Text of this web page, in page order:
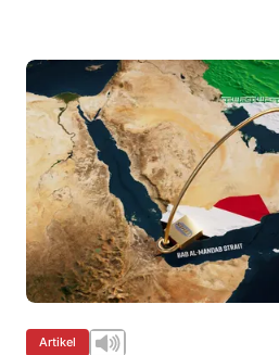
Artikel